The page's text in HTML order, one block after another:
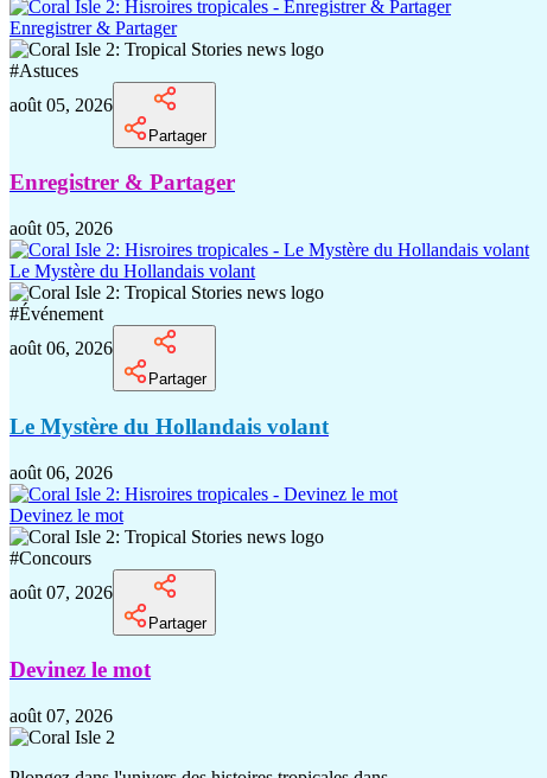
Enregistrer & Partager
#Astuces
août 05, 2026
Partager
Enregistrer & Partager
août 05, 2026
Le Mystère du Hollandais volant
#Événement
août 06, 2026
Partager
Le Mystère du Hollandais volant
août 06, 2026
Devinez le mot
#Concours
août 07, 2026
Partager
Devinez le mot
août 07, 2026